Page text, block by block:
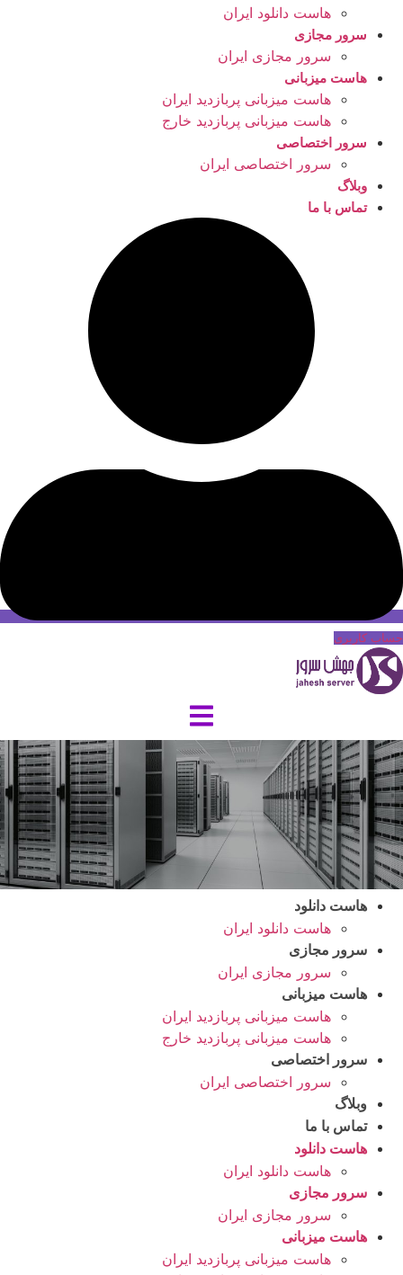
هاست دانلود ایران
سرور مجازی
سرور مجازی ایران
هاست میزبانی
هاست میزبانی پربازدید ایران
هاست میزبانی پربازدید خارج
سرور اختصاصی
سرور اختصاصی ایران
وبلاگ
تماس با ما
حساب کاربری
هاست دانلود
هاست دانلود ایران
سرور مجازی
سرور مجازی ایران
هاست میزبانی
هاست میزبانی پربازدید ایران
هاست میزبانی پربازدید خارج
سرور اختصاصی
سرور اختصاصی ایران
وبلاگ
تماس با ما
هاست دانلود
هاست دانلود ایران
سرور مجازی
سرور مجازی ایران
هاست میزبانی
هاست میزبانی پربازدید ایران